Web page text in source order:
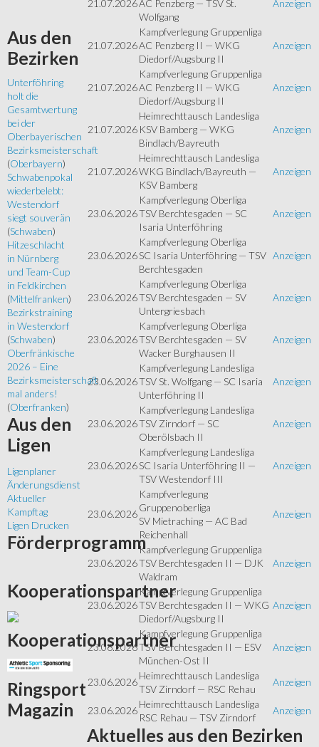
21.07.2026AC Penzberg — TSV St.
Wolfgang
Anzeigen
21.07.2026
Kampfverlegung Gruppenliga
AC Penzberg II — WKG
Diedorf/Augsburg II
Anzeigen
21.07.2026
Kampfverlegung Gruppenliga
AC Penzberg II — WKG
Diedorf/Augsburg II
Anzeigen
21.07.2026
Heimrechttausch Landesliga
KSV Bamberg — WKG
Bindlach/Bayreuth
Anzeigen
21.07.2026
Heimrechttausch Landesliga
WKG Bindlach/Bayreuth —
KSV Bamberg
Anzeigen
23.06.2026
Kampfverlegung Oberliga
TSV Berchtesgaden — SC
Isaria Unterföhring
Anzeigen
23.06.2026
Kampfverlegung Oberliga
SC Isaria Unterföhring — TSV
Berchtesgaden
Anzeigen
23.06.2026
Kampfverlegung Oberliga
TSV Berchtesgaden — SV
Untergriesbach
Anzeigen
23.06.2026
Kampfverlegung Oberliga
TSV Berchtesgaden — SV
Wacker Burghausen II
Anzeigen
23.06.2026
Kampfverlegung Landesliga
TSV St. Wolfgang — SC Isaria
Unterföhring II
Anzeigen
23.06.2026
Kampfverlegung Landesliga
TSV Zirndorf — SC
Oberölsbach II
Anzeigen
23.06.2026
Kampfverlegung Landesliga
SC Isaria Unterföhring II —
TSV Westendorf III
Anzeigen
23.06.2026
Kampfverlegung
Gruppenoberliga
SV Mietraching — AC Bad
Reichenhall
Anzeigen
23.06.2026
Kampfverlegung Gruppenliga
TSV Berchtesgaden II — DJK
Waldram
Anzeigen
23.06.2026
Kampfverlegung Gruppenliga
TSV Berchtesgaden II — WKG
Diedorf/Augsburg II
Anzeigen
23.06.2026
Kampfverlegung Gruppenliga
TSV Berchtesgaden II — ESV
München-Ost II
Anzeigen
23.06.2026
Heimrechttausch Landesliga
TSV Zirndorf — RSC Rehau
Anzeigen
23.06.2026
Heimrechttausch Landesliga
RSC Rehau — TSV Zirndorf
Anzeigen
Aktuelles aus den Bezirken
Aus den
Bezirken
Unterföhring
holt die
Gesamtwertung
bei der
Oberbayerischen
Bezirksmeisterschaft
(Oberbayern)
Schwabenpokal
wiederbelebt:
Westendorf
siegt souverän
(Schwaben)
Hitzeschlacht
in Nürnberg
und Team-Cup
in Feldkirchen
(Mittelfranken)
Bezirkstraining
in Westendorf
(Schwaben)
Oberfränkische
2026 – Eine
Bezirksmeisterschaft
mal anders!
(Oberfranken)
Aus den
Ligen
Ligenplaner
Änderungsdienst
Aktueller
Kampftag
Ligen Drucken
Förderprogramm
Kooperationspartner
Kooperationspartner
Ringsport
Magazin